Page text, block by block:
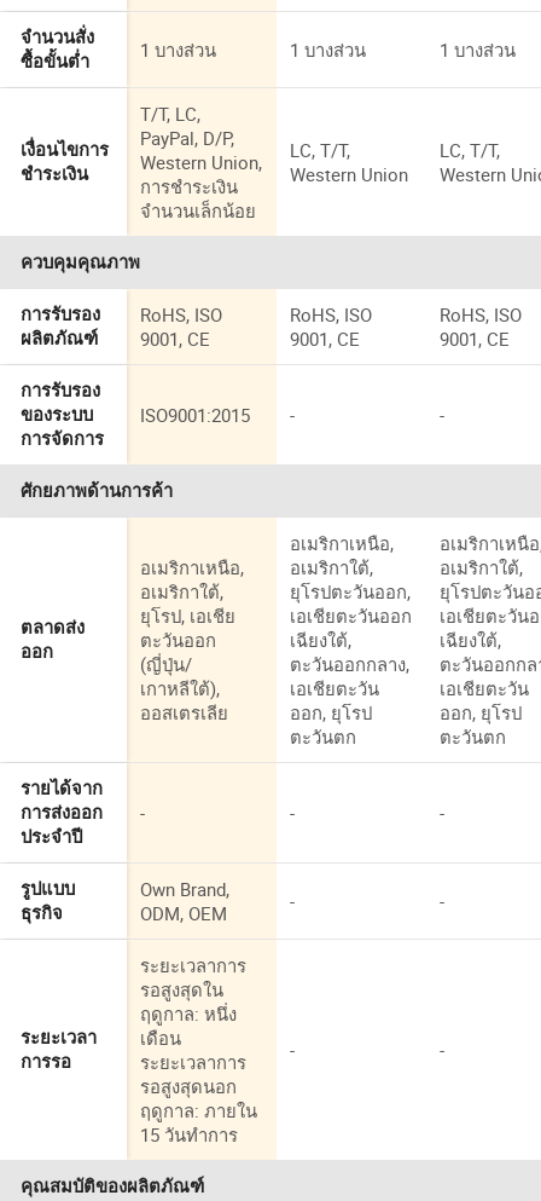
จำนวนสั่ง
ซื้อขั้นต่ำ
1 บางส่วน 1 บางส่วน 1 บางส่วน
เงื่อนไขการ
ชำระเงิน
T/T, LC,
PayPal, D/P,
Western Union,
การชำระเงิน
จำนวนเล็กน้อย
LC, T/T,
Western Union
LC, T/T,
Western
ควบคุมคุณภาพ
การรับรอง
ผลิตภัณฑ์
RoHS, ISO
9001, CE
RoHS, ISO
9001, CE
RoHS, ISO
9001, CE
การรับรอง
ของระบบ
การจัดการ
ISO9001:2015 - -
ศักยภาพด้านการค้า
ตลาดส่ง
ออก
อเมริกาเหนือ,
อเมริกาใต้,
ยุโรป, เอเชีย
ตะวันออก
(ญี่ปุ่น/
เกาหลีใต้),
ออสเตรเลีย
อเมริกาเหนือ,
อเมริกาใต้,
ยุโรปตะวันออก,
เอเชียตะวันออก
เฉียงใต้,
ตะวันออกกลาง,
เอเชียตะวัน
ออก, ยุโรป
ตะวันตก
อเมริกาเหนื
อเมริกาใต้,
ยุโรปตะวันอ
เอเชียตะวัน
เฉียงใต้,
ตะวันออกกล
เอเชียตะวัน
ออก, ยุโรป
ตะวันตก
รายได้จาก
การส่งออก
ประจำปี
- - -
รูปแบบ
ธุรกิจ
Own Brand,
ODM, OEM
- -
ระยะเวลา
การรอ
ระยะเวลาการ
รอสูงสุดใน
ฤดูกาล: หนึ่ง
เดือน
ระยะเวลาการ
รอสูงสุดนอก
ฤดูกาล: ภายใน
15 วันทำการ
- -
คุณสมบัติของผลิตภัณฑ์